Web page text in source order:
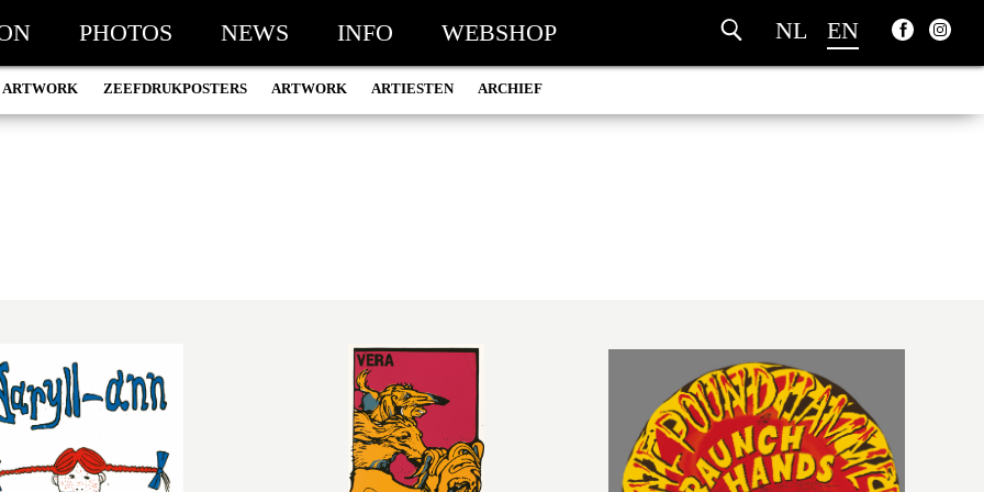
NL EN
PHOTOS NEWS INFO WEBSHOP
ZEEFDRUKPOSTERS ARTWORK ARTIESTEN
ANDREAS VAN ITERSON
DOUWE DIJKSTRA
DYLAN HAYES
EVERT-JAN SOEPBOER
FYNN VAN DER ZIEL
ARCHIEF
2026
2018
2017
2016
2015